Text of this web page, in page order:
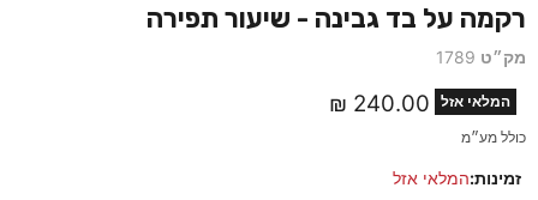
רקמה על בד גבינה - שיעור תפירה
מק״ט 1789
המלאי אזל מחיר נוכחי
240.00 ₪
כולל מע״מ
זמינות:המלאי אזל